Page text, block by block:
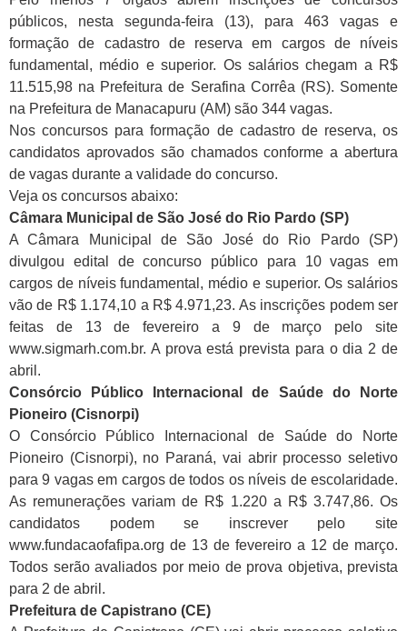
públicos, nesta segunda-feira (13), para 463 vagas e
formação de cadastro de reserva em cargos de níveis
fundamental, médio e superior. Os salários chegam a R$
11.515,98 na Prefeitura de Serafina Corrêa (RS). Somente
na Prefeitura de Manacapuru (AM) são 344 vagas.
Nos concursos para formação de cadastro de reserva, os
candidatos aprovados são chamados conforme a abertura
de vagas durante a validade do concurso.
Veja os concursos abaixo:
Câmara Municipal de São José do Rio Pardo (SP)
A Câmara Municipal de São José do Rio Pardo (SP)
divulgou edital de concurso público para 10 vagas em
cargos de níveis fundamental, médio e superior. Os salários
vão de R$ 1.174,10 a R$ 4.971,23. As inscrições podem ser
feitas de 13 de fevereiro a 9 de março pelo site
www.sigmarh.com.br. A prova está prevista para o dia 2 de
abril.
Consórcio Público Internacional de Saúde do Norte
Pioneiro (Cisnorpi)
O Consórcio Público Internacional de Saúde do Norte
Pioneiro (Cisnorpi), no Paraná, vai abrir processo seletivo
para 9 vagas em cargos de todos os níveis de escolaridade.
As remunerações variam de R$ 1.220 a R$ 3.747,86. Os
candidatos podem se inscrever pelo site
www.fundacaofafipa.org de 13 de fevereiro a 12 de março.
Todos serão avaliados por meio de prova objetiva, prevista
para 2 de abril.
Prefeitura de Capistrano (CE)